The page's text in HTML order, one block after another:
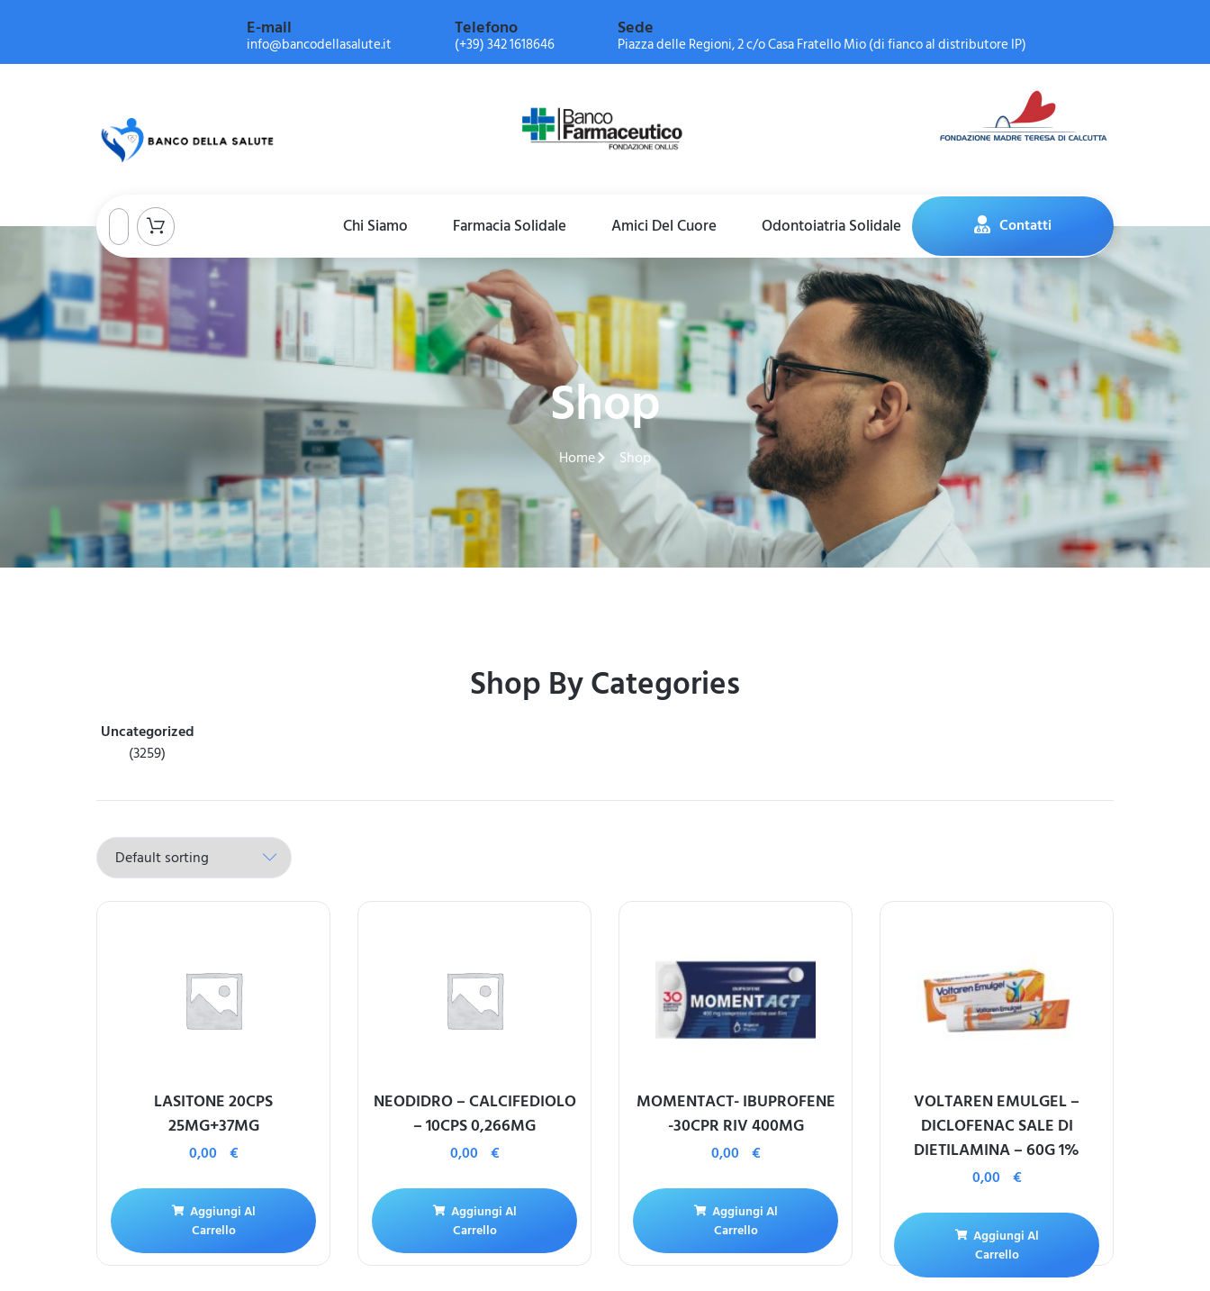
E-mail
info@bancodellasalute.it
Telefono
(+39) 342 1618646
Sede
Piazza delle Regioni, 2 c/o Casa Fratello Mio (di fianco al distributore IP)
Chi Siamo Farmacia Solidale Amici Del Cuore Odontoiatria Solidale Contatti
Shop
Home Shop
Shop By Categories
Uncategorized
(3259)
LASITONE 20CPS
25MG+37MG
0,00 €
Aggiungi Al
Carrello
NEODIDRO – CALCIFEDIOLO
– 10CPS 0,266MG
0,00 €
Aggiungi Al
Carrello
MOMENTACT- IBUPROFENE
-30CPR RIV 400MG
0,00 €
Aggiungi Al
Carrello
VOLTAREN EMULGEL –
DICLOFENAC SALE DI
DIETILAMINA – 60G 1%
0,00 €
Aggiungi Al
Carrello